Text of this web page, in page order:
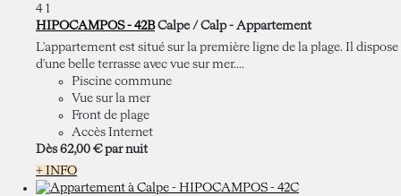
4 1
HIPOCAMPOS - 42B Calpe / Calp - Appartement
L'appartement est situé sur la première ligne de la plage. Il dispose
d'une belle terrasse avec vue sur mer....
Piscine commune
Vue sur la mer
Front de plage
Accès Internet
Dès 62,00 € par nuit
+ INFO